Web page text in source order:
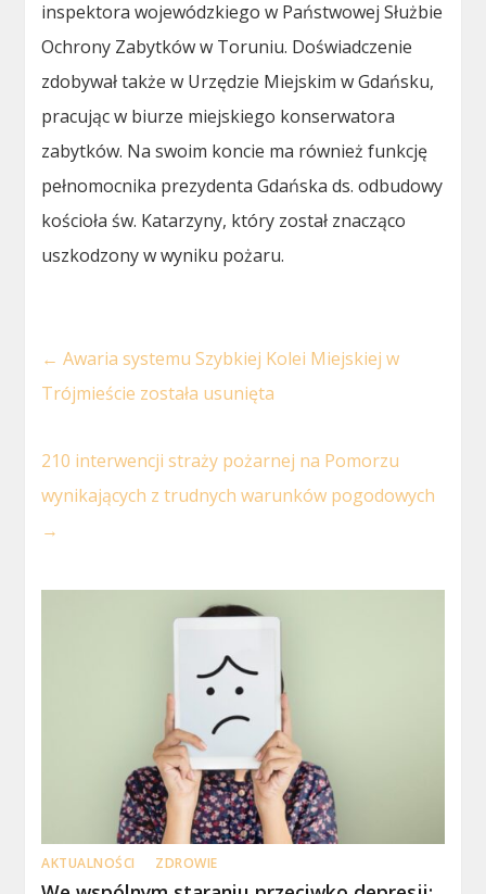
inspektora wojewódzkiego w Państwowej Służbie
Ochrony Zabytków w Toruniu. Doświadczenie
zdobywał także w Urzędzie Miejskim w Gdańsku,
pracując w biurze miejskiego konserwatora
zabytków. Na swoim koncie ma również funkcję
pełnomocnika prezydenta Gdańska ds. odbudowy
kościoła św. Katarzyny, który został znacząco
uszkodzony w wyniku pożaru.
← Awaria systemu Szybkiej Kolei Miejskiej w
Trójmieście została usunięta
210 interwencji straży pożarnej na Pomorzu
wynikających z trudnych warunków pogodowych
→
AKTUALNOŚCI ZDROWIE